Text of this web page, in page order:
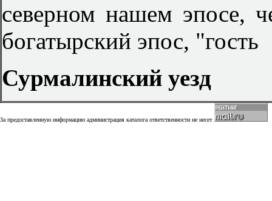
северном нашем эпосе,
богатырский эпос, "гость
Сурмалинский уезд
За предоставленную информацию администрация каталога ответственности не несет